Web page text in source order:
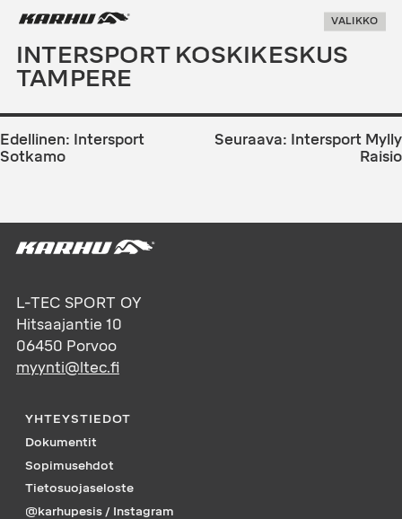
Suoraan
Karhu Pesis VALIKKO
INTERSPORT KOSKIKESKUS
TAMPERE
ARTIKKELIEN
SELAUS
Edellinen: Intersport
Sotkamo
Seuraava: Intersport Mylly
Raisio
L-TEC SPORT OY
Hitsaajantie 10
06450 Porvoo
myynti@ltec.fi
YHTEYSTIEDOT
Dokumentit
Sopimusehdot
Tietosuojaseloste
@karhupesis / Instagram